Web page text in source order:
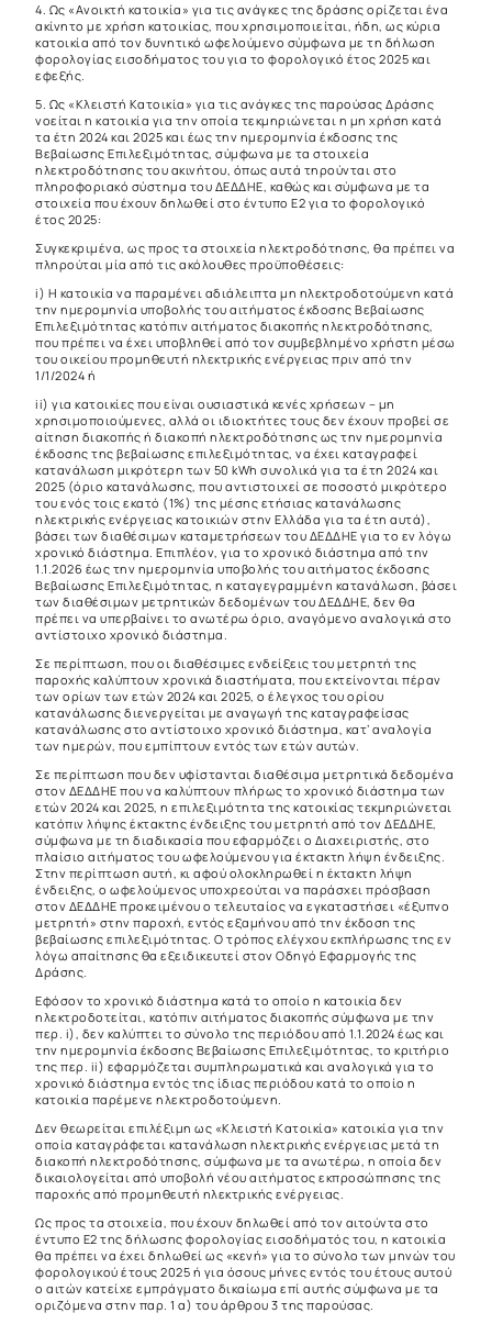
4. Ως «Ανοικτή κατοικία» για τις ανάγκες της δράσης ορίζεται ένα
ακίνητο με χρήση κατοικίας, που χρησιμοποιείται, ήδη, ως κύρια
κατοικία από τον δυνητικό ωφελούμενο σύμφωνα με τη δήλωση
φορολογίας εισοδήματος του για το φορολογικό έτος 2025 και
εφεξής.
5. Ως «Κλειστή Κατοικία» για τις ανάγκες της παρούσας Δράσης
νοείται η κατοικία για την οποία τεκμηριώνεται η μη χρήση κατά
τα έτη 2024 και 2025 και έως την ημερομηνία έκδοσης της
Βεβαίωσης Επιλεξιμότητας, σύμφωνα με τα στοιχεία
ηλεκτροδότησης του ακινήτου, όπως αυτά τηρούνται στο
πληροφοριακό σύστημα του ΔΕΔΔΗΕ, καθώς και σύμφωνα με τα
στοιχεία που έχουν δηλωθεί στο έντυπο Ε2 για το φορολογικό
έτος 2025:
Συγκεκριμένα, ως προς τα στοιχεία ηλεκτροδότησης, θα πρέπει να
πληρούται μία από τις ακόλουθες προϋποθέσεις:
i) Η κατοικία να παραμένει αδιάλειπτα μη ηλεκτροδοτούμενη κατά
την ημερομηνία υποβολής του αιτήματος έκδοσης Βεβαίωσης
Επιλεξιμότητας κατόπιν αιτήματος διακοπής ηλεκτροδότησης,
που πρέπει να έχει υποβληθεί από τον συμβεβλημένο χρήστη μέσω
του οικείου προμηθευτή ηλεκτρικής ενέργειας πριν από την
1/1/2024 ή
ii) για κατοικίες που είναι ουσιαστικά κενές χρήσεων – μη
χρησιμοποιούμενες, αλλά οι ιδιοκτήτες τους δεν έχουν προβεί σε
αίτηση διακοπής ή διακοπή ηλεκτροδότησης ως την ημερομηνία
έκδοσης της βεβαίωσης επιλεξιμότητας, να έχει καταγραφεί
κατανάλωση μικρότερη των 50 kWh συνολικά για τα έτη 2024 και
2025 (όριο κατανάλωσης, που αντιστοιχεί σε ποσοστό μικρότερο
του ενός τοις εκατό (1%) της μέσης ετήσιας κατανάλωσης
ηλεκτρικής ενέργειας κατοικιών στην Ελλάδα για τα έτη αυτά),
βάσει των διαθέσιμων καταμετρήσεων του ΔΕΔΔΗΕ για το εν λόγω
χρονικό διάστημα. Επιπλέον, για το χρονικό διάστημα από την
1.1.2026 έως την ημερομηνία υποβολής του αιτήματος έκδοσης
Βεβαίωσης Επιλεξιμότητας, η καταγεγραμμένη κατανάλωση, βάσει
των διαθέσιμων μετρητικών δεδομένων του ΔΕΔΔΗΕ, δεν θα
πρέπει να υπερβαίνει το ανωτέρω όριο, αναγόμενο αναλογικά στο
αντίστοιχο χρονικό διάστημα.
Σε περίπτωση, που οι διαθέσιμες ενδείξεις του μετρητή της
παροχής καλύπτουν χρονικά διαστήματα, που εκτείνονται πέραν
των ορίων των ετών 2024 και 2025, ο έλεγχος του ορίου
κατανάλωσης διενεργείται με αναγωγή της καταγραφείσας
κατανάλωσης στο αντίστοιχο χρονικό διάστημα, κατ’ αναλογία
των ημερών, που εμπίπτουν εντός των ετών αυτών.
Σε περίπτωση που δεν υφίστανται διαθέσιμα μετρητικά δεδομένα
στον ΔΕΔΔΗΕ που να καλύπτουν πλήρως το χρονικό διάστημα των
ετών 2024 και 2025, η επιλεξιμότητα της κατοικίας τεκμηριώνεται
κατόπιν λήψης έκτακτης ένδειξης του μετρητή από τον ΔΕΔΔΗΕ,
σύμφωνα με τη διαδικασία που εφαρμόζει ο Διαχειριστής, στο
πλαίσιο αιτήματος του ωφελούμενου για έκτακτη λήψη ένδειξης.
Στην περίπτωση αυτή, κι αφού ολοκληρωθεί η έκτακτη λήψη
ένδειξης, ο ωφελούμενος υποχρεούται να παράσχει πρόσβαση
στον ΔΕΔΔΗΕ προκειμένου ο τελευταίος να εγκαταστήσει «έξυπνο
μετρητή» στην παροχή, εντός εξαμήνου από την έκδοση της
βεβαίωσης επιλεξιμότητας. Ο τρόπος ελέγχου εκπλήρωσης της εν
λόγω απαίτησης θα εξειδικευτεί στον Οδηγό Εφαρμογής της
Δράσης.
Εφόσον το χρονικό διάστημα κατά το οποίο η κατοικία δεν
ηλεκτροδοτείται, κατόπιν αιτήματος διακοπής σύμφωνα με την
περ. i), δεν καλύπτει το σύνολο της περιόδου από 1.1.2024 έως και
την ημερομηνία έκδοσης Βεβαίωσης Επιλεξιμότητας, το κριτήριο
της περ. ii) εφαρμόζεται συμπληρωματικά και αναλογικά για το
χρονικό διάστημα εντός της ίδιας περιόδου κατά το οποίο η
κατοικία παρέμενε ηλεκτροδοτούμενη.
Δεν θεωρείται επιλέξιμη ως «Κλειστή Κατοικία» κατοικία για την
οποία καταγράφεται κατανάλωση ηλεκτρικής ενέργειας μετά τη
διακοπή ηλεκτροδότησης, σύμφωνα με τα ανωτέρω, η οποία δεν
δικαιολογείται από υποβολή νέου αιτήματος εκπροσώπησης της
παροχής από προμηθευτή ηλεκτρικής ενέργειας.
Ως προς τα στοιχεία, που έχουν δηλωθεί από τον αιτούντα στο
έντυπο Ε2 της δήλωσης φορολογίας εισοδήματός του, η κατοικία
θα πρέπει να έχει δηλωθεί ως «κενή» για το σύνολο των μηνών του
φορολογικού έτους 2025 ή για όσους μήνες εντός του έτους αυτού
ο αιτών κατείχε εμπράγματο δικαίωμα επί αυτής σύμφωνα με τα
οριζόμενα στην παρ. 1 α) του άρθρου 3 της παρούσας.